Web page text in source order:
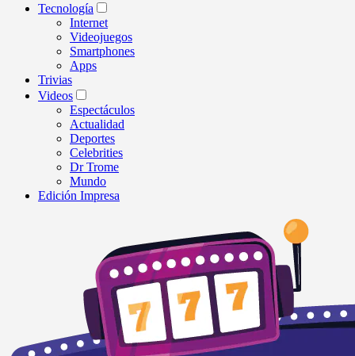
Tecnología
Internet
Videojuegos
Smartphones
Apps
Trivias
Videos
Espectáculos
Actualidad
Deportes
Celebrities
Dr Trome
Mundo
Edición Impresa